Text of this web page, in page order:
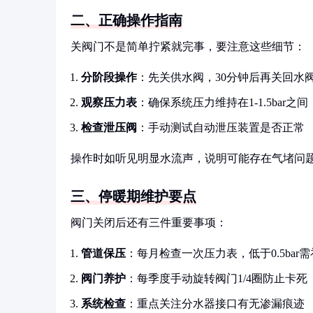
二、正确操作指南
关阀门不是简单拧紧就完事，要注意这些细节：
分阶段操作：先关供水阀，30分钟后再关回水
观察压力表 ：确保系统压力维持在1-1.5bar之间
检查泄压阀 ：手动测试自动泄压装置是否正常
操作时如听见明显水流声，说明可能存在气堵问题
三、停暖期维护要点
阀门关闭后还有三件重要事项：
管道保压 ：每月检查一次压力表，低于0.5bar需
阀门养护 ：每季度手动旋转阀门1/4圈防止卡死
系统检查 ：重点关注分水器接口有无渗漏痕迹